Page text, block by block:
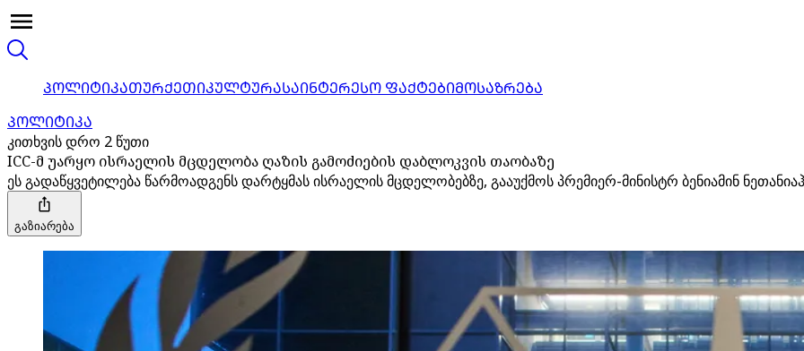
ᲞᲝᲚᲘᲢᲘᲙᲐᲗᲣᲠᲥᲔᲗᲘᲙᲣᲚᲢᲣᲠᲐᲡᲐᲘᲜᲢᲔᲠᲔᲡᲝ ᲤᲐᲥᲢᲔᲑᲘᲛᲝᲡᲐᲖᲠᲔᲑᲐ
ᲞᲝᲚᲘᲢᲘᲙᲐ
კითხვის დრო 2 წუთი
ICC-მ უარყო ისრაელის მცდელობა ღაზის გამოძიების დაბლოკვის თაობაზე
ეს გადაწყვეტილება წარმოადგენს დარტყმას ისრაელის მცდელობებზე, გააუქმოს პრემიერ-მინისტრ ბენიამინ
გაზიარება